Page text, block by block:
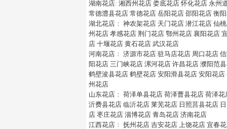
湖南花店: 湘西州花店 娄底花店 怀化花店 永州
常德澧县花店 常德花店 岳阳花店 邵阳花店 衡
湖北花店 ： 神农架花店 天门花店 潜江花店 仙
州花店 孝感花店 荆门花店 鄂州花店 襄阳花店
店 十堰花店 黄石花店 武汉花店
河南花店 ： 济源市花店 驻马店花店 周口花店
阳花店 三门峡花店 漯河花店 许昌花店 濮阳范
鹤壁浚县花店 鹤壁花店 安阳滑县花店 安阳花店
州花店
山东花店 ： 荷泽单县花店 荷泽曹县花店 荷泽花
沂费县花店 临沂花店 莱芜花店 日照莒县花店
店 枣庄花店 淄博花店 青岛花店 济南花店
江西花店 ： 抚州花店 吉安花店 上饶花店 宜春